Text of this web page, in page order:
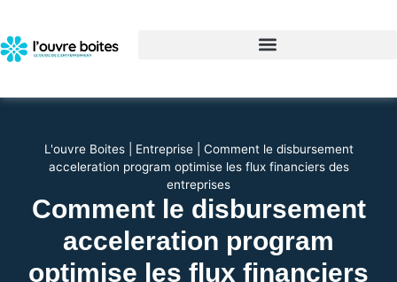
L'ouvre Boites| Entreprise| Comment le disbursement
acceleration program optimise les flux financiers des
entreprises
Comment le disbursement
acceleration program
optimise les flux financiers